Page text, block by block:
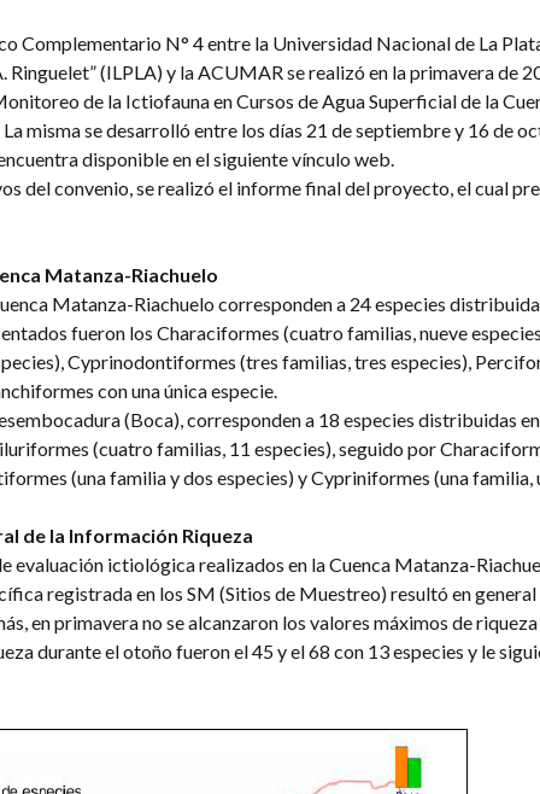
Complementario N° 4 entre la Universidad Nacional de La
Ringuelet” (ILPLA) y la ACUMAR se realizó en la primavera de
de la Ictiofauna en Cursos de Agua Superficial de la
misma se desarrolló entre los días 21 de septiembre y 16 de
disponible en el siguiente vínculo web.
del convenio, se realizó el informe final del proyecto, el cual
Matanza-Riachuelo
Matanza-Riachuelo corresponden a 24 especies
fueron los Characiformes (cuatro familias, nueve
Cyprinodontiformes (tres familias, tres especies),
con una única especie.
(Boca), corresponden a 18 especies distribuidas
(cuatro familias, 11 especies), seguido por
(una familia y dos especies) y Cypriniformes (una familia,
de la Información Riqueza
evaluación ictiológica realizados en la Cuenca Matanza-
registrada en los SM (Sitios de Muestreo) resultó en general
en primavera no se alcanzaron los valores máximos de
durante el otoño fueron el 45 y el 68 con 13 especies y le